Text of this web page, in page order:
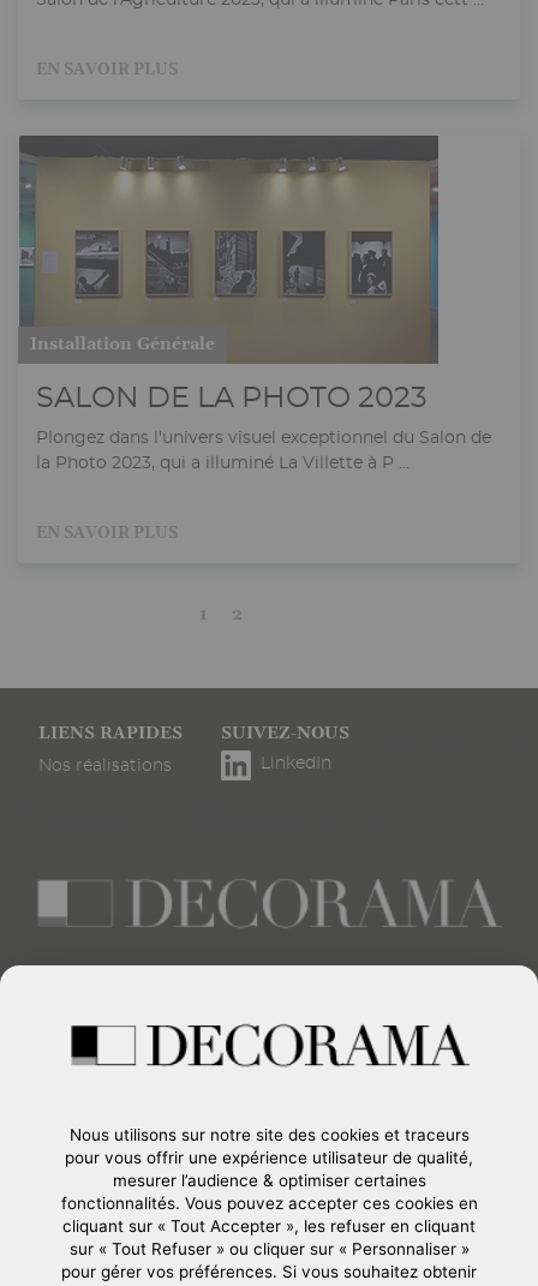
EN SAVOIR PLUS
Installation Générale
SALON DE LA PHOTO 2023
Plongez dans l'univers visuel exceptionnel du Salon de
la Photo 2023, qui a illuminé La Villette à P ...
EN SAVOIR PLUS
Current
1 Page
2
PiedLIENS RAPIDES
Nos réalisations
SUIVEZ-NOUS
LinkedIn
CONTACTEZ-NOUS
37, Route de Longjumeau
91380-CHILLY-MAZARIN
France
Société du groupe GL events
Nous utilisons sur notre site des cookies et traceurs
pour vous offrir une expérience utilisateur de qualité,
mesurer l’audience & optimiser certaines
fonctionnalités. Vous pouvez accepter ces cookies en
cliquant sur « Tout Accepter », les refuser en cliquant
sur « Tout Refuser » ou cliquer sur « Personnaliser »
pour gérer vos préférences. Si vous souhaitez obtenir